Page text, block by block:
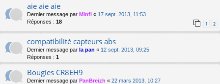
aie aie aie
Dernier message par Minfi « 17 sept. 2013, 11:53
Réponses : 18 1 2
compatibilité capteurs abs
Dernier message par la pan « 12 sept. 2013, 09:25
Réponses : 1
Bougies CR8EH9
Dernier message par PanBreizh « 22 mars 2013, 10:27